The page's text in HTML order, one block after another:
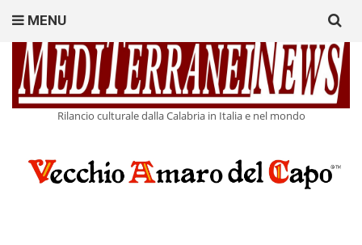
Rilancio culturale dalla Calabria in Italia e nel mondo
MENU
for: